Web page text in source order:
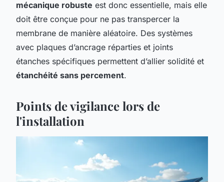
mécanique robuste est donc essentielle, mais elle
doit être conçue pour ne pas transpercer la
membrane de manière aléatoire. Des systèmes
avec plaques d’ancrage réparties et joints
étanches spécifiques permettent d’allier solidité et
étanchéité sans percement.
Points de vigilance lors de
l'installation